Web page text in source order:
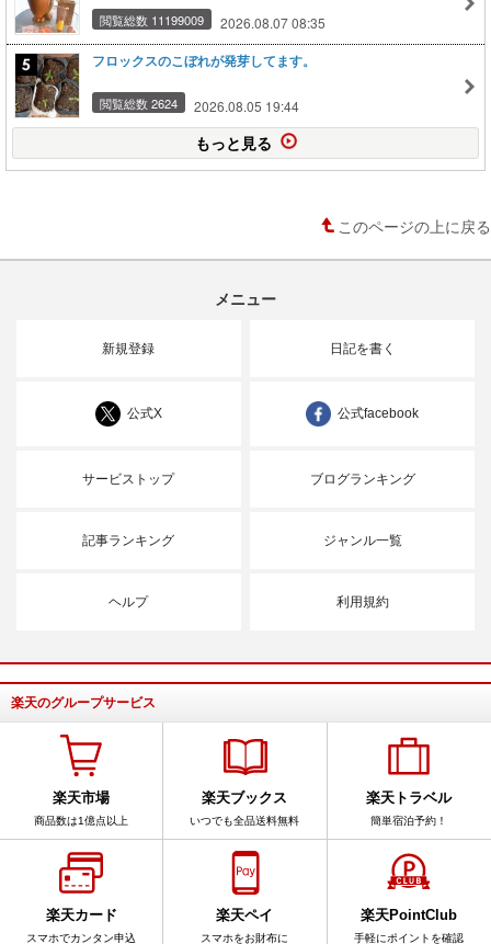
閲覧総数 11199009 2026.08.07 08:35
フロックスのこぼれが発芽してます。
閲覧総数 2624 2026.08.05 19:44
もっと見る
このページの上に戻る
メニュー
新規登録 日記を書く
公式X 公式facebook
サービストップ ブログランキング
記事ランキング ジャンル一覧
ヘルプ 利用規約
楽天のグループサービス
楽天市場
商品数は1億点以上
楽天ブックス
いつでも全品送料無料
楽天トラベル
簡単宿泊予約！
楽天カード
スマホでカンタン申込
楽天ペイ
スマホをお財布に
楽天PointClub
手軽にポイントを確認